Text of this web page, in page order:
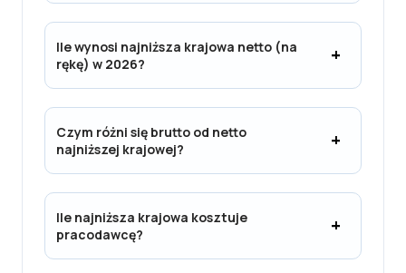
Ile wynosi najniższa krajowa netto (na
rękę) w 2026?
Czym różni się brutto od netto
najniższej krajowej?
Ile najniższa krajowa kosztuje
pracodawcę?